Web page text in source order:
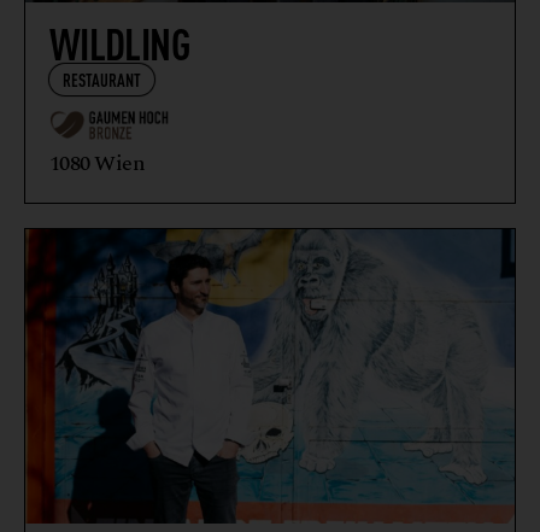
WILDLING
RESTAURANT
1080 Wien